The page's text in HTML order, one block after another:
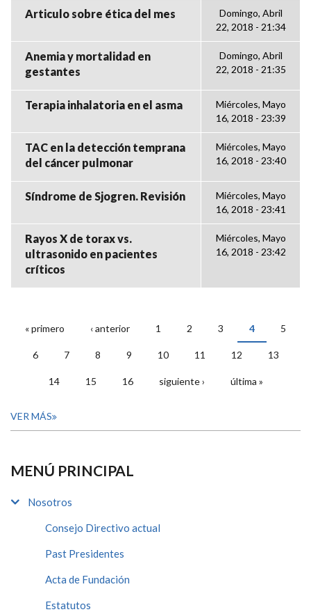
Articulo sobre ética del mes
Domingo, Abril
22, 2018 - 21:34
Anemia y mortalidad en
gestantes
Domingo, Abril
22, 2018 - 21:35
Terapia inhalatoria en el asma
Miércoles, Mayo
16, 2018 - 23:39
TAC en la detección temprana
del cáncer pulmonar
Miércoles, Mayo
16, 2018 - 23:40
Síndrome de Sjogren. Revisión
Miércoles, Mayo
16, 2018 - 23:41
Rayos X de torax vs.
ultrasonido en pacientes
críticos
Miércoles, Mayo
16, 2018 - 23:42
PÁGINAS
« primero ‹ anterior 1 2 3 4 5
6 7 8 9 10 11 12 13
14 15 16 siguiente › última »
VER MÁS
MENÚ PRINCIPAL
Nosotros
Consejo Directivo actual
Past Presidentes
Acta de Fundación
Estatutos